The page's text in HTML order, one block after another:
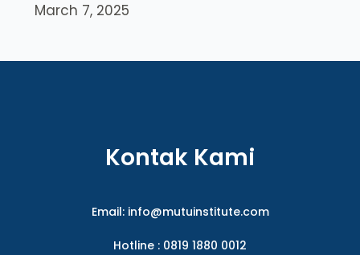
March 7, 2025
Kontak Kami
Email: info@mutuinstitute.com
Hotline : 0819 1880 0012